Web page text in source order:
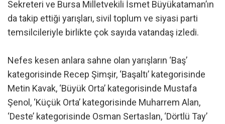
Sekreteri ve Bursa Milletvekili İsmet Büyükataman’ın
da takip ettiği yarışları, sivil toplum ve siyasi parti
temsilcileriyle birlikte çok sayıda vatandaş izledi.
Nefes kesen anlara sahne olan yarışların ‘Baş’
kategorisinde Recep Şimşir, ‘Başaltı’ kategorisinde
Metin Kavak, ‘Büyük Orta’ kategorisinde Mustafa
Şenol, ‘Küçük Orta’ kategorisinde Muharrem Alan,
‘Deste’ kategorisinde Osman Sertaslan, ‘Dörtlü Tay’